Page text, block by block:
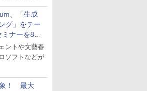
、「生成
グ」をテー
ナーを8月
ン開催
ントや文藝春
ソフトなどが
象！ 最大